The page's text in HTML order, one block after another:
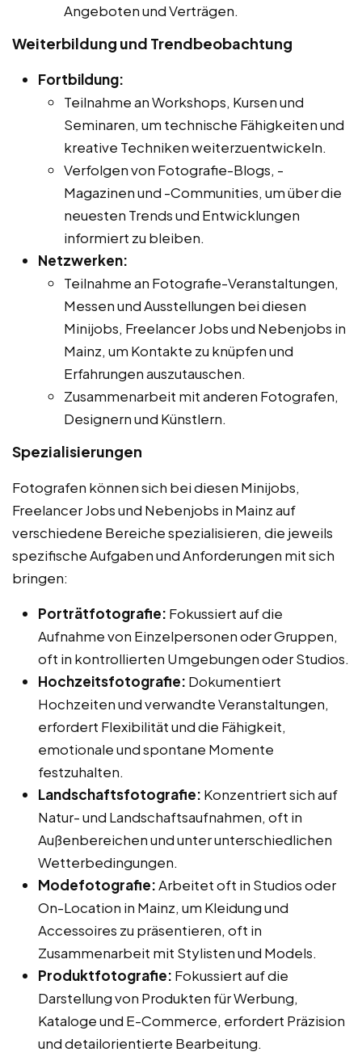
Angeboten und Verträgen.
Weiterbildung und Trendbeobachtung
Fortbildung:
Teilnahme an Workshops, Kursen und
Seminaren, um technische Fähigkeiten und
kreative Techniken weiterzuentwickeln.
Verfolgen von Fotografie-Blogs, -
Magazinen und -Communities, um über die
neuesten Trends und Entwicklungen
informiert zu bleiben.
Netzwerken:
Teilnahme an Fotografie-Veranstaltungen,
Messen und Ausstellungen bei diesen
Minijobs, Freelancer Jobs und Nebenjobs in
Mainz, um Kontakte zu knüpfen und
Erfahrungen auszutauschen.
Zusammenarbeit mit anderen Fotografen,
Designern und Künstlern.
Spezialisierungen
Fotografen können sich bei diesen Minijobs,
Freelancer Jobs und Nebenjobs in Mainz auf
verschiedene Bereiche spezialisieren, die jeweils
spezifische Aufgaben und Anforderungen mit sich
bringen:
Porträtfotografie: Fokussiert auf die
Aufnahme von Einzelpersonen oder Gruppen,
oft in kontrollierten Umgebungen oder Studios.
Hochzeitsfotografie: Dokumentiert
Hochzeiten und verwandte Veranstaltungen,
erfordert Flexibilität und die Fähigkeit,
emotionale und spontane Momente
festzuhalten.
Landschaftsfotografie: Konzentriert sich auf
Natur- und Landschaftsaufnahmen, oft in
Außenbereichen und unter unterschiedlichen
Wetterbedingungen.
Modefotografie:Arbeitet oft in Studios oder
On-Location in Mainz, um Kleidung und
Accessoires zu präsentieren, oft in
Zusammenarbeit mit Stylisten und Models.
Produktfotografie: Fokussiert auf die
Darstellung von Produkten für Werbung,
Kataloge und E-Commerce, erfordert Präzision
und detailorientierte Bearbeitung.